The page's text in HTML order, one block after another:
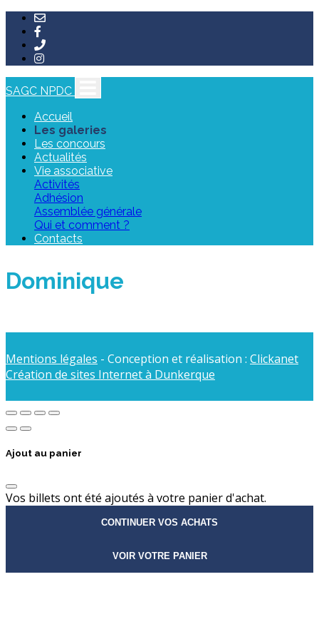
SAGC NPDC
Accueil
Les galeries
Les concours
Actualités
Vie associative
Activités
Adhésion
Assemblée générale
Qui et comment ?
Contacts
Dominique
Mentions légales - Conception et réalisation : Clickanet
Création de sites Internet à Dunkerque
Ajout au panier
Vos billets ont été ajoutés à votre panier d'achat.
CONTINUER VOS ACHATS
VOIR VOTRE PANIER